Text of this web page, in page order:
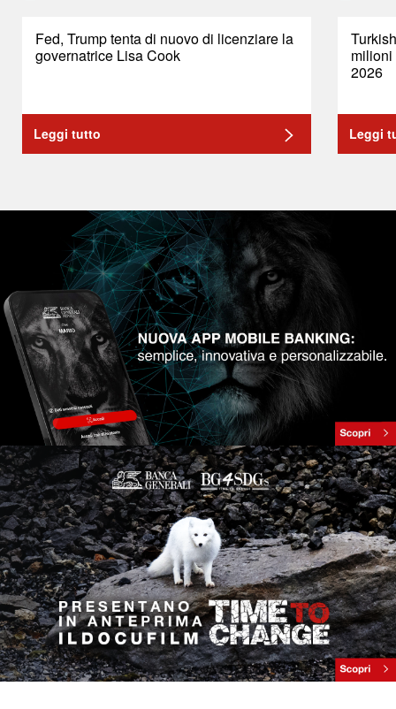
Fed, Trump tenta di nuovo di licenziare la
governatrice Lisa Cook
Leggi tutto
2026
Leggi